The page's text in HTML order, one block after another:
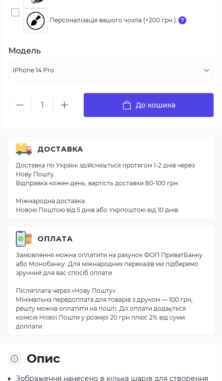
Персоналізація вашого чохла (+200 грн.)
Модель
До кошика
Опис
Зображення нанесено в кілька шарів для створення
ДОСТАВКА
Доставка по Україні здійснюється протягом 1-2 днів через
Нову Пошту.
Відправка кожен день, вартість доставки 80-100 грн.
Міжнародна доставка:
Новою Поштою від 5 днів або Укрпоштою від 10 днів.
ОПЛАТА
Замовлення можна оплатити на рахунок ФОП ПриватБанку
або Монобанку. Для міжнародних переказів ми підберемо
зручний для вас спосіб оплати.
Післяплата через «Нову Пошту»:
Мінімальна передоплата для товарів з друком — 100 грн,
решту можна оплатити на пошті. До оплати додається
комісія Нової Пошти у розмірі 20 грн плюс 2% від суми
доплати.